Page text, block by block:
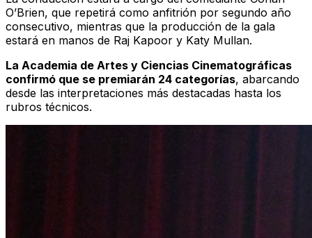
O’Brien, que repetirá como anfitrión por segundo año
consecutivo, mientras que la producción de la gala
estará en manos de Raj Kapoor y Katy Mullan.
La Academia de Artes y Ciencias Cinematográficas
confirmó que se premiarán 24 categorías, abarcando
desde las interpretaciones más destacadas hasta los
rubros técnicos.